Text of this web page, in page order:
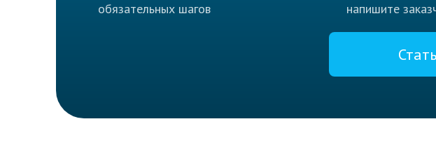
обязательных шагов
напишите